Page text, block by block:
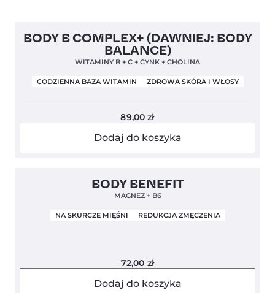
Clean Label Nowa Formuła 4,9
BODY B COMPLEX+ (DAWNIEJ: BODY
BALANCE)
WITAMINY B + C + CYNK + CHOLINA
CODZIENNA BAZA WITAMIN ZDROWA SKÓRA I WŁOSY
89,00zł
Dodaj do koszyka
Nowa Formuła
BODY BENEFIT
MAGNEZ + B6
NA SKURCZE MIĘŚNI REDUKCJA ZMĘCZENIA
72,00 zł
Dodaj do koszyka